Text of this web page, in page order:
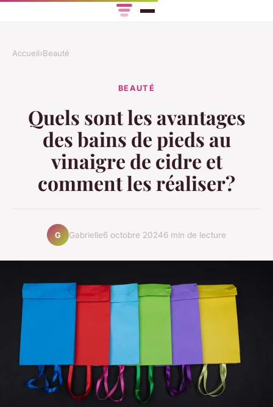
Accueil›Beauté
BEAUTÉ
Quels sont les avantages
des bains de pieds au
vinaigre de cidre et
comment les réaliser?
G Gabrielle6 octobre 20246 min de lecture